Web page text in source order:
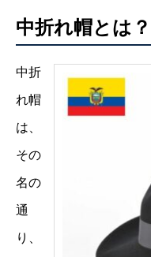
中折れ帽とは？
中折
れ帽
は、
その
名の
通
り、